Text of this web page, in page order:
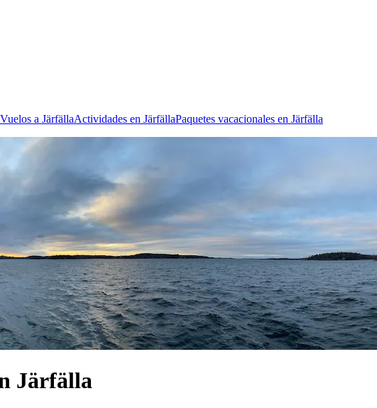
Vuelos a JärfällaActividades en JärfällaPaquetes vacacionales en Järfälla
Järfälla